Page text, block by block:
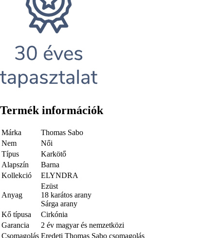
Termék információk
Márka
Thomas Sabo
Nem
Női
Típus
Karkötő
Alapszín
Barna
Kollekció
ELYNDRA
Anyag
Ezüst
18 karátos arany
Sárga arany
Kő típusa
Cirkónia
Garancia
2 év magyar és nemzetközi
Csomagolás Eredeti Thomas Sabo csomagolás